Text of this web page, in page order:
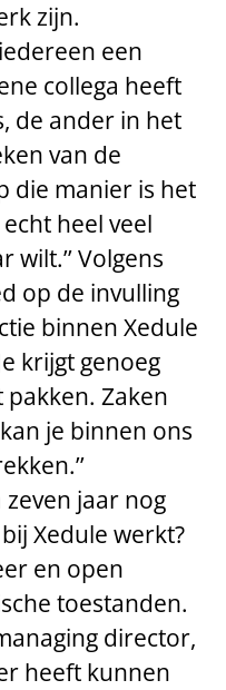
zijn.
een
collega heeft
de ander in het
van de
die manier is het
heel veel
Volgens
op de invulling
binnen Xedule
krijgt genoeg
pakken. Zaken
je binnen ons
jaar nog
Xedule werkt?
en open
toestanden.
director,
heeft kunnen